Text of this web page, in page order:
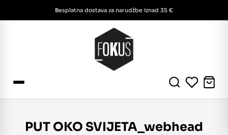
Besplatna dostava za narudžbe iznad 35 €
PUT OKO SVIJETA_webhead